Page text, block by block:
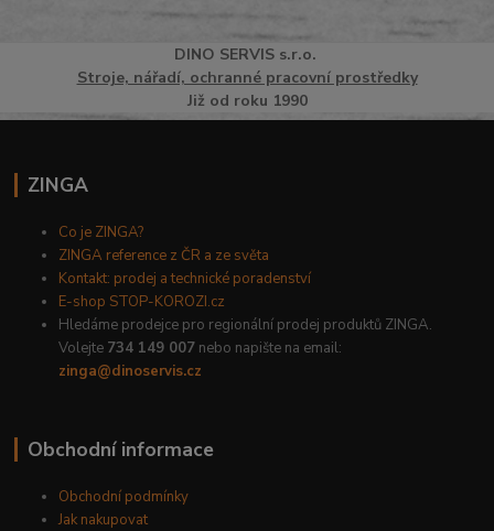
DINO SERVISs.r.o.
Stroje, nářadí, ochranné pracovní prostředky
Již od roku 1990
ZINGA
Co je ZINGA?
ZINGA reference z ČR a ze světa
Kontakt: prodej a technické poradenství
E-shop STOP-KOROZI.cz
Hledáme prodejce pro regionální prodej produktů ZINGA.
Volejte 734 149 007 nebo napište na email:
zinga@dinoservis.cz
Obchodní informace
Obchodní podmínky
Jak nakupovat